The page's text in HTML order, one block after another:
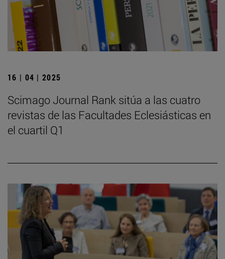
16 | 04 | 2025
Scimago Journal Rank sitúa a las cuatro
revistas de las Facultades Eclesiásticas en
el cuartil Q1